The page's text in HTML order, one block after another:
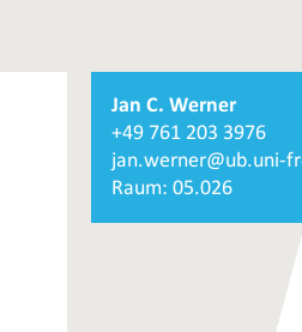
Informationen
und
Kontakte
Jan C. Werner
+49 761 203 3976
jan.werner@ub.uni-
Raum: 05.026